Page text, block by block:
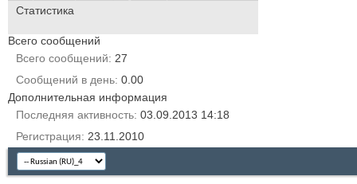
Статистика
Всего сообщений
Всего сообщений
27
Сообщений в день 0.00
Дополнительная информация
Последняя активность 03.09.2013 14:18
Регистрация
23.11.2010